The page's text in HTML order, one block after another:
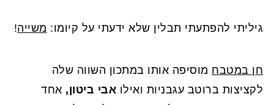
גיליתי להפתעתי תבלין שלא ידעתי על קיומו: משייה!
חן במטבח מוסיפה אותו במתכון השווה שלה
לקציצות ברוטב עגבניות ואילו אבי ביטון, אחד